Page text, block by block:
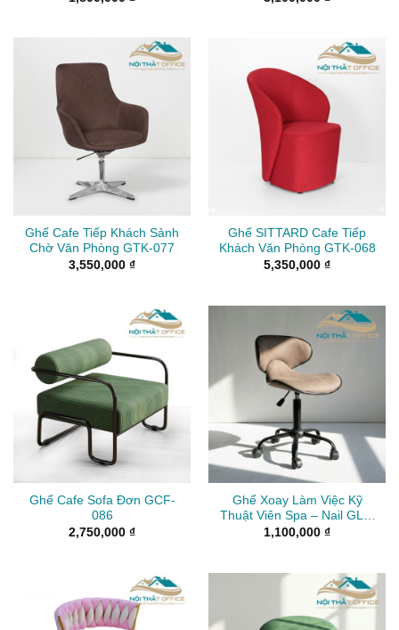
Ghế Cafe Tiếp Khách Sảnh
Chờ Văn Phòng GTK-077
3,550,000 ₫
Ghế SITTARD Cafe Tiếp
Khách Văn Phòng GTK-068
5,350,000 ₫
Ghế Cafe Sofa Đơn GCF-
086
2,750,000 ₫
Ghế Xoay Làm Việc Kỹ
Thuật Viên Spa – Nail GLV-
0131
1,100,000 ₫